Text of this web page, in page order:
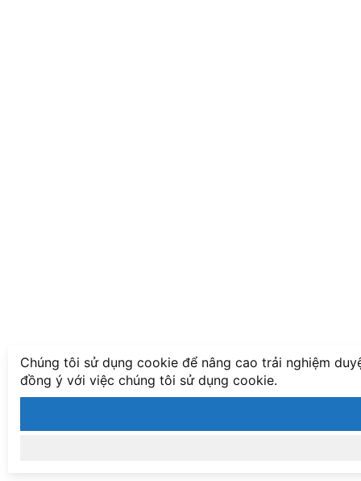
Chúng tôi sử dụng cookie để nâng cao trải nghiệm
đồng ý với việc chúng tôi sử dụng cookie.